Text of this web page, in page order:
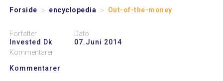
Forside > encyclopedia > Out-of-the-money
Forfatter
Invested Dk
Dato
07.juni 2014
Kommentarer
Kommentarer